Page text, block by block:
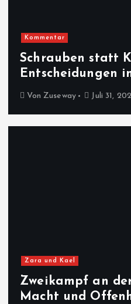
Kommentar
Schrauben statt
Entscheidungen
Von Zuseway Juli 31,
Zara und Kael
Zweikampf an
Macht und